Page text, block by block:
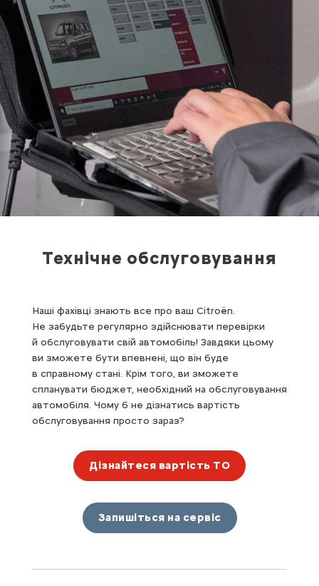
Технічне обслуговування
Наші фахівці знають все про ваш Citroën.
Не забудьте регулярно здійснювати перевірки
й обслуговувати свій автомобіль! Завдяки цьому
ви зможете бути впевнені, що він буде
в справному стані. Крім того, ви зможете
спланувати бюджет, необхідний на обслуговування
автомобіля. Чому б не дізнатись вартість
обслуговування просто зараз?
Дізнайтеся вартість ТО
Запишіться на сервіс